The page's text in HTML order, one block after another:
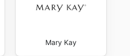
Mary Kay